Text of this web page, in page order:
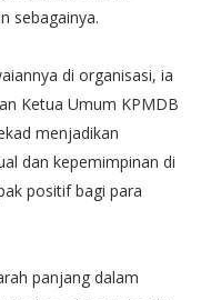
sebagainya.
di organisasi, ia
Ketua Umum KPMDB
menjadikan
dan kepemimpinan di
positif bagi para
panjang dalam